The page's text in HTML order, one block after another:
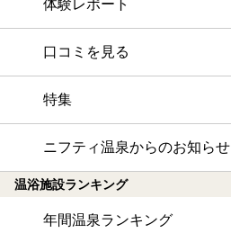
体験レポート
口コミを見る
特集
ニフティ温泉からのお知らせ
温浴施設ランキング
年間温泉ランキング